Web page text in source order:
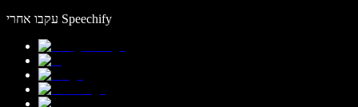
עקבו אחרי Speechify